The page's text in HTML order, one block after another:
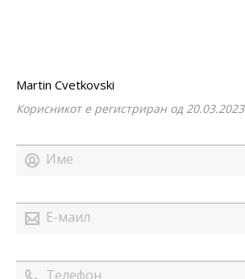
Martin Cvetkovski
Корисникот е регистриран од 20.03.2023